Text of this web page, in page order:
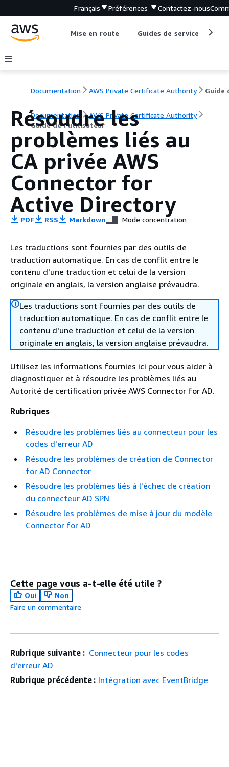
Français Préférences Contactez-nous
Mise en route Guides de service
Documentation AWS Private Certificate Authority
Documentation
AWS Private Certificate Authority
Guide de l’utilisateur
Résoudre les
problèmes liés au
CA privée AWS
Connector for
Active Directory
PDF RSS Markdown Mode concentration
Les traductions sont fournies par des outils de
traduction automatique. En cas de conflit entre le
contenu d'une traduction et celui de la version
originale en anglais, la version anglaise prévaudra.
Les traductions sont fournies par des outils de
traduction automatique. En cas de conflit entre le
contenu d'une traduction et celui de la version
originale en anglais, la version anglaise prévaudra.
Utilisez les informations fournies ici pour vous aider à
diagnostiquer et à résoudre les problèmes liés au
Autorité de certification privée AWS Connector for AD.
Rubriques
Résoudre les problèmes liés au connecteur pour les
codes d'erreur AD
Résoudre les problèmes de création de Connector
for AD Connector
Résoudre les problèmes liés à l'échec de création
du connecteur AD SPN
Résoudre les problèmes de mise à jour du modèle
Connector for AD
Cette page vous a-t-elle été utile ?
Oui
Non
Faire un commentaire
Rubrique suivante : Connecteur pour les codes
d'erreur AD
Rubrique précédente : Intégration avec EventBridge